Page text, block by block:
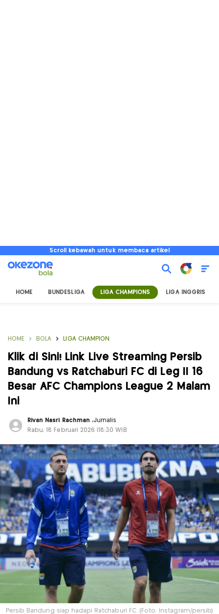
Scroll kebawah untuk membaca artikel
HOME BUNDESLIGA LIGA CHAMPIONS LIGA INGGRIS
HOME BOLA LIGA CHAMPION
Klik di Sini! Link Live Streaming Persib
Bandung vs Ratchaburi FC di Leg II 16
Besar AFC Champions League 2 Malam
Ini
Rivan Nasri Rachman ,Jurnalis
Rabu, 18 Februari 2026 |18:30 WIB
Persib Bandung siap hadapi Ratchaburi FC. (Foto: Instagram/persib)